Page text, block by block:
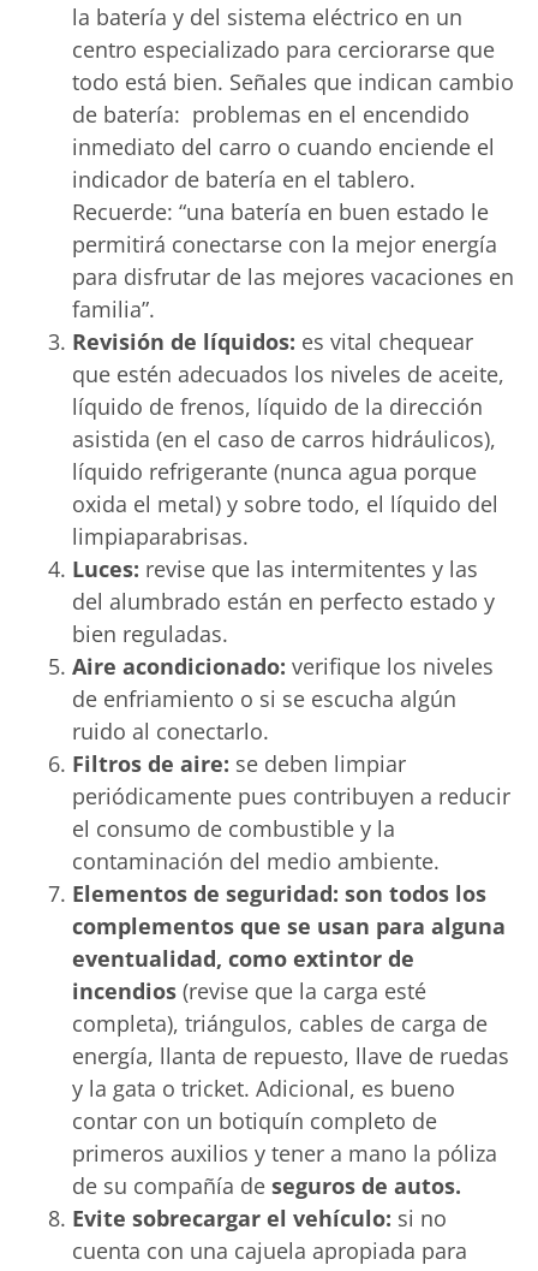
la batería y del sistema eléctrico en un
centro especializado para cerciorarse que
todo está bien. Señales que indican cambio
de batería: problemas en el encendido
inmediato del carro o cuando enciende el
indicador de batería en el tablero.
Recuerde: “una batería en buen estado le
permitirá conectarse con la mejor energía
para disfrutar de las mejores vacaciones en
familia”.
Revisión de líquidos: es vital chequear
que estén adecuados los niveles de aceite,
líquido de frenos, líquido de la dirección
asistida (en el caso de carros hidráulicos),
líquido refrigerante (nunca agua porque
oxida el metal) y sobre todo, el líquido del
limpiaparabrisas.
Luces: revise que las intermitentes y las
del alumbrado están en perfecto estado y
bien reguladas.
Aire acondicionado: verifique los niveles
de enfriamiento o si se escucha algún
ruido al conectarlo.
Filtros de aire: se deben limpiar
periódicamente pues contribuyen a reducir
el consumo de combustible y la
contaminación del medio ambiente.
Elementos de seguridad: son todos los
complementos que se usan para alguna
eventualidad, como extintor de
incendios (revise que la carga esté
completa), triángulos, cables de carga de
energía, llanta de repuesto, llave de ruedas
y la gata o tricket. Adicional, es bueno
contar con un botiquín completo de
primeros auxilios y tener a mano la póliza
de su compañía de seguros de autos.
Evite sobrecargar el vehículo: si no
cuenta con una cajuela apropiada para